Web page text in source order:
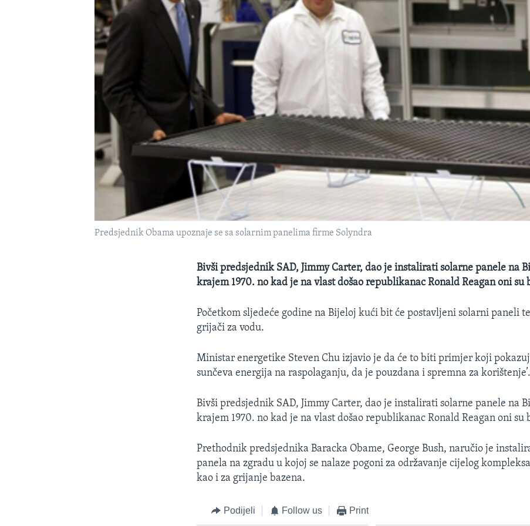
Predsjednik Obama upoznaje se sa solarnim panelima firme Solyndra
Bivši predsjednik SAD, Jimmy Carter, dao je instalirati solarne panele na
krajem 1970. no kad je na vlast došao republikanac Ronald Reagan oni
Početkom sljedeće godine na Bijeloj kući bit će postavljeni solarni paneli
grijači za vodu.
Ministar energetike Steven Chu izjavio je da će to biti primjer koji
sunčeva energija na raspolaganju, da je pouzdana i spremna za korištenje’.
Bivši predsjednik SAD, Jimmy Carter, dao je instalirati solarne panele na
krajem 1970. no kad je na vlast došao republikanac Ronald Reagan oni
Prethodnik predsjednika Baracka Obame, George Bush, naručio je
panela na zgradu u kojoj se nalaze pogoni za održavanje cijelog
kao i za grijanje bazena.
Podijeli Follow us Print